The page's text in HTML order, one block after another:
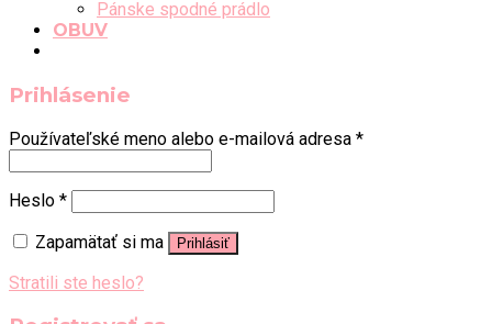
Pánske spodné prádlo
OBUV
Prihlásenie
Používateľské meno alebo e-mailová adresa *
Heslo *
Zapamätať si ma
Prihlásiť
Stratili ste heslo?